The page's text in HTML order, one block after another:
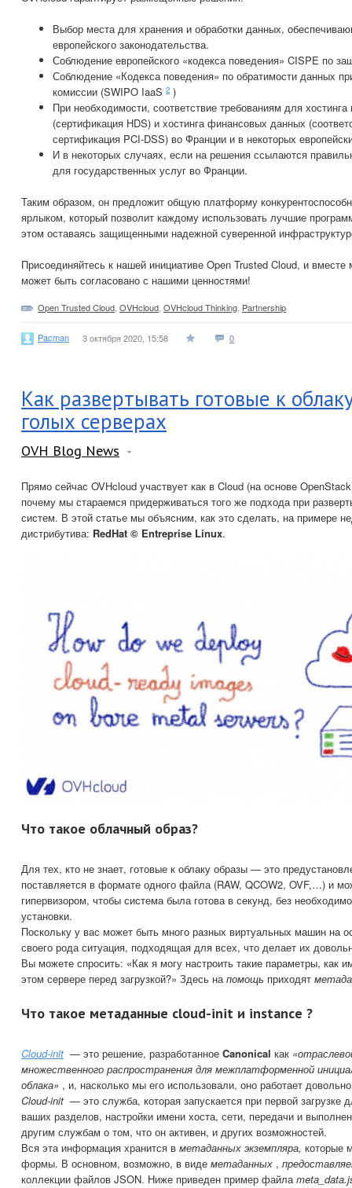
Выбор места для хранения и обработки данных,
европейского законодательства.
Соблюдение европейского «кодекса поведения» CISPE по
Соблюдение «Кодекса поведения» по обратимости данных
комиссии (SWIPO IaaS 2 )
При необходимости, соответствие требованиям для
(сертификация HDS) и хостинга финансовых данных
сертификация PCI-DSS) во Франции и в некоторых
И в некоторых случаях, если на решения ссылаются
для государственных услуг во Франции.
Таким образом, он предложит общую платформу
ярлыком, который позволит каждому использовать лучшие
этом оставаясь защищенными надежной суверенной
Присоединяйтесь к нашей инициативе Open Trusted Cloud, и
может быть согласовано с нашими ценностями!
Open Trusted Cloud, OVHcloud, OVHcloud Thinking, Partnership
Pacman 3 октября 2020, 15:58 0
Как развертывать готовые к
голых серверах
OVH Blog News
Прямо сейчас OVHcloud участвует как в Cloud (на основе
почему мы стараемся придерживаться того же подхода при
систем. В этой статье мы объясним, как это сделать, на примере
дистрибутива: RedHat © Entreprise Linux.
Что такое облачный образ?
Для тех, кто не знает, готовые к облаку образы — это
поставляется в формате одного файла (RAW, QCOW2, OVF,…) и
гипервизором, чтобы система была готова в секунд, без
установки.
Поскольку у вас может быть много разных виртуальных машин на
своего рода ситуация, подходящая для всех, что делает их
Вы можете спросить: «Как я могу настроить такие параметры, как
этом сервере перед загрузкой?» Здесь напомощь приходят
Что такое метаданные cloud-init и instance ?
Cloud-init — это решение, разработанное Canonical как
множественного распространения для межплатформенной
облака» , и, насколько мы его использовали, оно работает
Cloud-init — это служба, которая запускается при первой загрузке
ваших разделов, настройки имени хоста, сети, передачи и
другим службам о том, что он активен, и других возможностей.
Вся эта информация хранится в метаданных экземпляра, которые
формы. В основном, возможно, в виде метаданных ,
коллекции файлов JSON. Ниже приведен пример файла